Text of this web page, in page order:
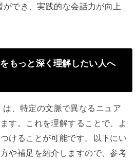
ができ、実践的な会話力が向上
もっと深く理解したい人へ
は、特定の文脈で異なるニュア
す。これを理解することで、よ
けることが可能です。以下にい
や補足を紹介しますので、参考